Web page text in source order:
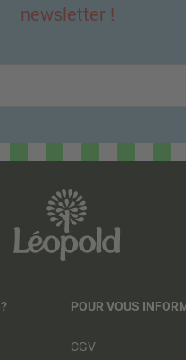
newsletter !
POUR VOUS
CGV